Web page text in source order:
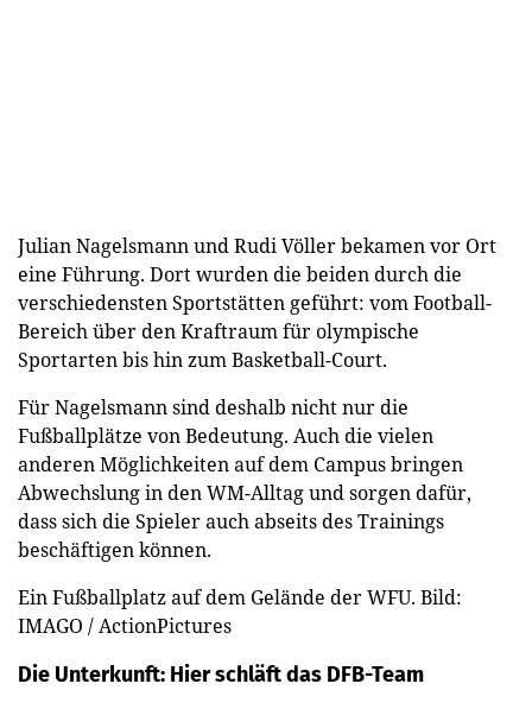
Julian Nagelsmann und Rudi Völler bekamen vor Ort
eine Führung. Dort wurden die beiden durch die
verschiedensten Sportstätten geführt: vom Football-
Bereich über den Kraftraum für olympische
Sportarten bis hin zum Basketball-Court.
Für Nagelsmann sind deshalb nicht nur die
Fußballplätze von Bedeutung. Auch die vielen
anderen Möglichkeiten auf dem Campus bringen
Abwechslung in den WM-Alltag und sorgen dafür,
dass sich die Spieler auch abseits des Trainings
beschäftigen können.
Ein Fußballplatz auf dem Gelände der WFU. Bild:
IMAGO / ActionPictures
Die Unterkunft: Hier schläft das DFB-Team